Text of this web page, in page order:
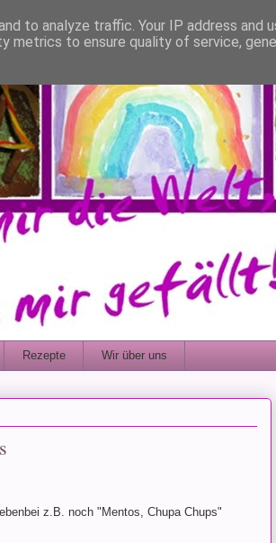
Rezepte Wir über uns
z.B. noch "Mentos, Chupa Chups"
to analyze traffic. Your IP address and
metrics to ensure quality of service,